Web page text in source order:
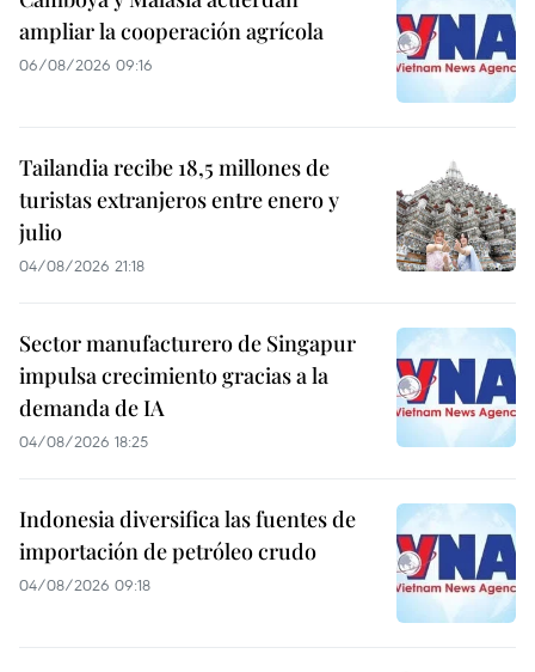
ampliar la cooperación agrícola
06/08/2026 09:16
Tailandia recibe 18,5 millones de
turistas extranjeros entre enero y
julio
04/08/2026 21:18
Sector manufacturero de Singapur
impulsa crecimiento gracias a la
demanda de IA
04/08/2026 18:25
Indonesia diversifica las fuentes de
importación de petróleo crudo
04/08/2026 09:18